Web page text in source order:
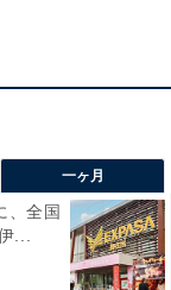
一ヶ月
、全国
...